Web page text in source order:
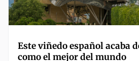
Este viñedo español acaba
como el mejor del mundo